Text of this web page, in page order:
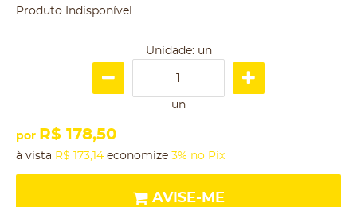
Produto Indisponível
Unidade: un
un
por R$ 178,50
à vista R$ 173,14 economize 3% no Pix
AVISE-ME